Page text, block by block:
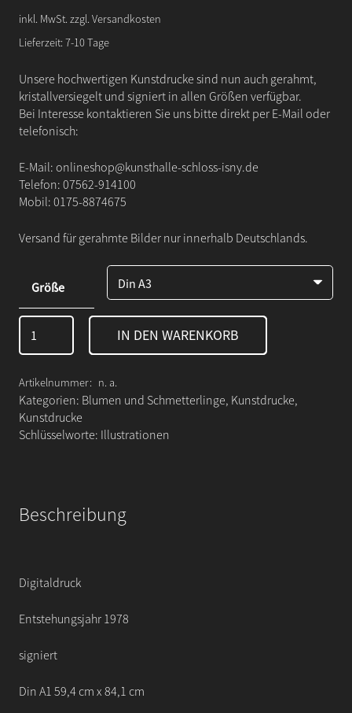
inkl. MwSt. zzgl. Versandkosten
Lieferzeit: 7-10 Tage
Unsere hochwertigen Kunstdrucke sind nun auch gerahmt,
kristallversiegelt und signiert in allen Größen verfügbar.
Bei Interesse kontaktieren Sie uns bitte direkt per E-Mail oder
telefonisch:
E-Mail: onlineshop@kunsthalle-schloss-isny.de
Telefon: 07562-914100
Mobil: 0175-8874675
Versand für gerahmte Bilder nur innerhalb Deutschlands.
Größe
Lebensbaum
Menge
IN DEN WARENKORB
Artikelnummer: n. a.
Kategorien: Blumen und Schmetterlinge, Kunstdrucke,
Kunstdrucke
Schlüsselworte: Illustrationen
Beschreibung
Digitaldruck
Entstehungsjahr 1978
signiert
Din A1 59,4 cm x 84,1 cm